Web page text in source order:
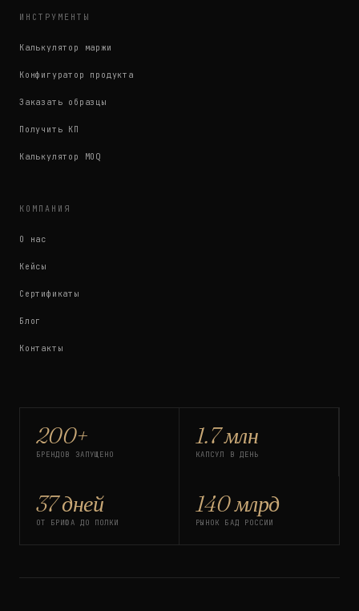
ИНСТРУМЕНТЫ
Калькулятор маржи
Конфигуратор продукта
Заказать образцы
Получить КП
Калькулятор MOQ
КОМПАНИЯ
О нас
Кейсы
Сертификаты
Блог
Контакты
200+
БРЕНДОВ ЗАПУЩЕНО
1.7 млн
КАПСУЛ В ДЕНЬ
37 дней
ОТ БРИФА ДО ПОЛКИ
140 млрд
РЫНОК БАД РОССИИ